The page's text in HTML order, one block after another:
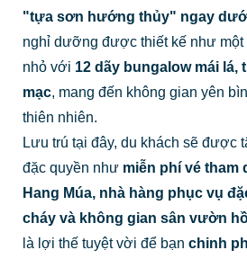
"tựa sơn hướng thủy" ngay
nghỉ dưỡng được thiết kế như một
nhỏ với 12 dãy bungalow mái
mạc, mang đến không gian yên
thiên nhiên.
Lưu trú tại đây, du khách sẽ được
đặc quyền như miễn phí vé tham
Hang Múa, nhà hàng phục vụ
cháy và không gian sân vườn
là lợi thế tuyệt vời để bạn chinh